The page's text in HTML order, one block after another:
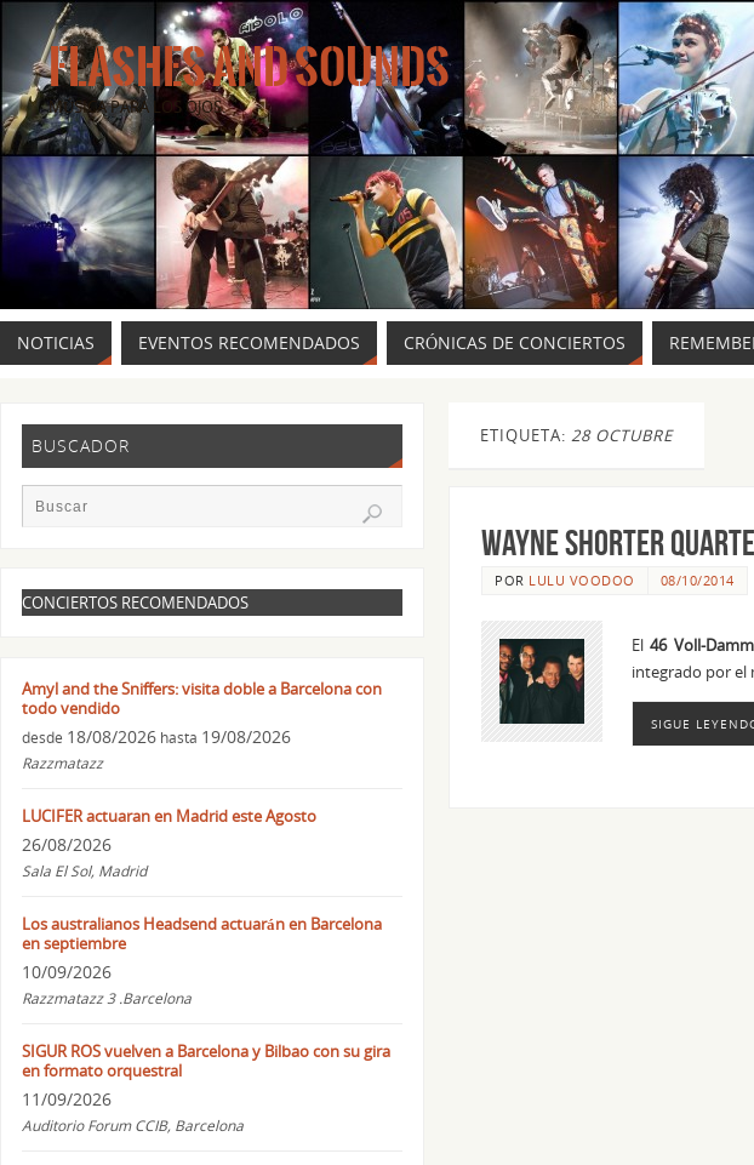
FLASHES AND SOUNDS
MÚSICA PARA LOS OJOS.
NOTICIAS EVENTOS RECOMENDADOS CRÓNICAS DE CONCIERTOS
ETIQUETA: 28 OCTUBRE
WAYNE SHORTER
POR LULU VOODOO 08/10/2014
El46 Voll-
integrado por el
SIGUE
BUSCADOR
CONCIERTOS RECOMENDADOS
Amyl and the Sniffers: visita doble a Barcelona con
todo vendido
desde 18/08/2026 hasta 19/08/2026
Razzmatazz
LUCIFER actuaran en Madrid este Agosto
26/08/2026
Sala El Sol, Madrid
Los australianos Headsend actuarán en Barcelona
en septiembre
10/09/2026
Razzmatazz 3 .Barcelona
SIGUR ROS vuelven a Barcelona y Bilbao con su gira
en formato orquestral
11/09/2026
Auditorio Forum CCIB, Barcelona